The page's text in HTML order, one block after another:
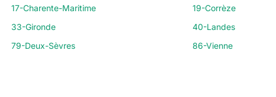
17-Charente-Maritime 19-Corrèze
33-Gironde 40-Landes
79-Deux-Sèvres 86-Vienne